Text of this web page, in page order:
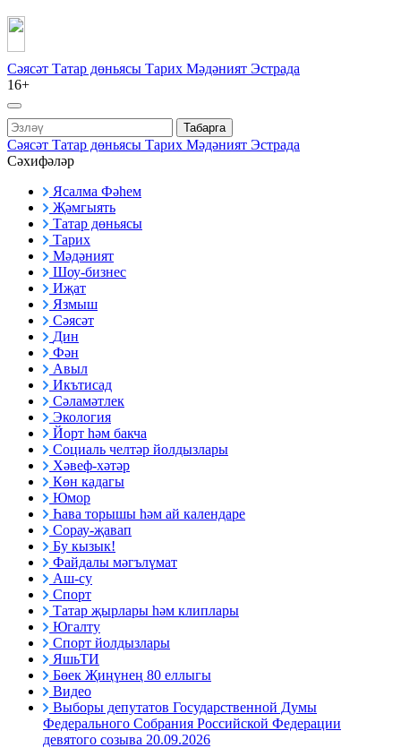
Сәясәт Татар дөньясы Тарих Мәдәният Эстрада
16+
Табарга
Сәясәт Татар дөньясы Тарих Мәдәният Эстрада
Сәхифәләр
Ясалма Фәһем
Җәмгыять
Татар дөньясы
Тарих
Мәдәният
Шоу-бизнес
Иҗат
Язмыш
Сәясәт
Дин
Фән
Авыл
Икътисад
Сәламәтлек
Экология
Йорт һәм бакча
Социаль челтәр йолдызлары
Хәвеф-хәтәр
Көн кадагы
Юмор
Һава торышы һәм ай календаре
Сорау-җавап
Бу кызык!
Файдалы мәгълүмат
Аш-су
Спорт
Татар җырлары һәм клиплары
Югалту
Спорт йолдызлары
ЯшьТИ
Бөек Җиңүнең 80 еллыгы
Видео
Выборы депутатов Государственной Думы
Федерального Собрания Российской Федерации
девятого созыва 20.09.2026